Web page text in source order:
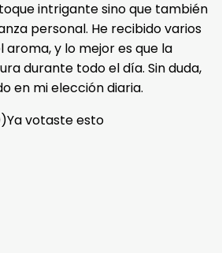
intrigante sino que también
personal. He recibido varios
aroma, y lo mejor es que la
durante todo el día. Sin duda,
en mi elección diaria.
)Ya votaste esto